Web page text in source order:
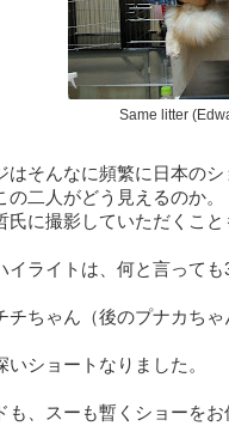
Same litter
はそんなに頻繁に日本の
の二人がどう見えるのか
氏に撮影していただくこと
イライトは、何と言って
チちゃん（後のプナカちゃ
いショートなりました。
も、スーも暫くショーをお